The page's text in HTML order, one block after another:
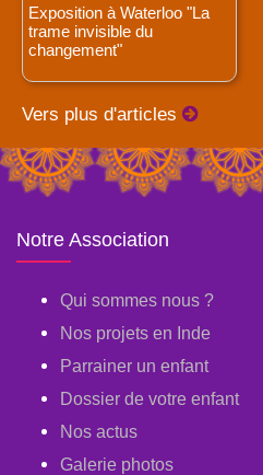
Exposition à Waterloo "La
trame invisible du
changement"
Vers plus d'articles
Notre Association
Qui sommes nous ?
Nos projets en Inde
Parrainer un enfant
Dossier de votre enfant
Nos actus
Galerie photos